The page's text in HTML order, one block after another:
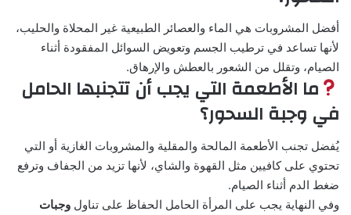
أفضل المشروبات هي الماء والعصائر الطبيعية غير المحلاة والحليب،
لأنها تساعد في ترطيب الجسم وتعويض السوائل المفقودة أثناء
الصيام، وتقلل من الشعور بالعطش والإرهاق.
ما الأطعمة التي يجب أن تتجنبها الحامل
في وجبة السحور؟
يُفضل تجنب الأطعمة المالحة والمقلية والمشروبات الغازية أو التي
تحتوي على كافيين مثل القهوة والشاي، لأنها تزيد من الجفاف وترفع
ضغط الدم أثناء الصيام.
‏وفي النهاية يجب على المرأة الحامل الحفاظ على تناول وجبات